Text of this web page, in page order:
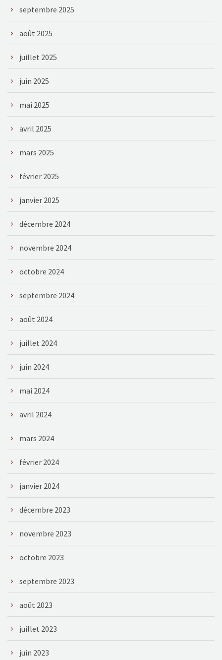
septembre 2025
août 2025
juillet 2025
juin 2025
mai 2025
avril 2025
mars 2025
février 2025
janvier 2025
décembre 2024
novembre 2024
octobre 2024
septembre 2024
août 2024
juillet 2024
juin 2024
mai 2024
avril 2024
mars 2024
février 2024
janvier 2024
décembre 2023
novembre 2023
octobre 2023
septembre 2023
août 2023
juillet 2023
juin 2023